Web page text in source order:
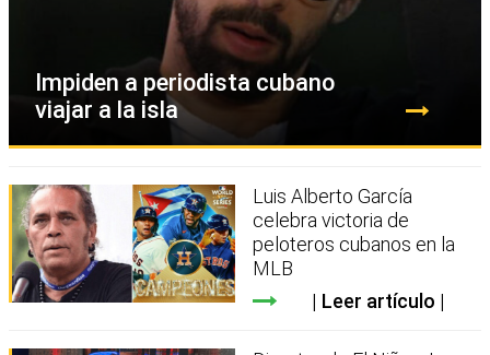
Impiden a periodista cubano
viajar a la isla
Luis Alberto García
celebra victoria de
peloteros cubanos en la
MLB
Leer artículo